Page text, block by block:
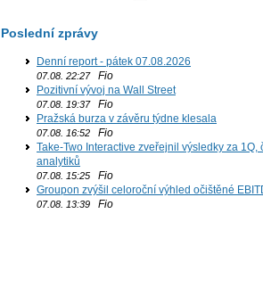
Poslední zprávy
Denní report - pátek 07.08.2026
07.08. 22:27Fio
Pozitivní vývoj na Wall Street
07.08. 19:37Fio
Pražská burza v závěru týdne klesala
07.08. 16:52 Fio
Take-Two Interactive zveřejnil výsledky za
analytiků
07.08. 15:25 Fio
Groupon zvýšil celoroční výhled očištěné
07.08. 13:39 Fio